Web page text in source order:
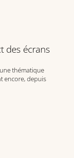
des écrans
thématique
encore, depuis